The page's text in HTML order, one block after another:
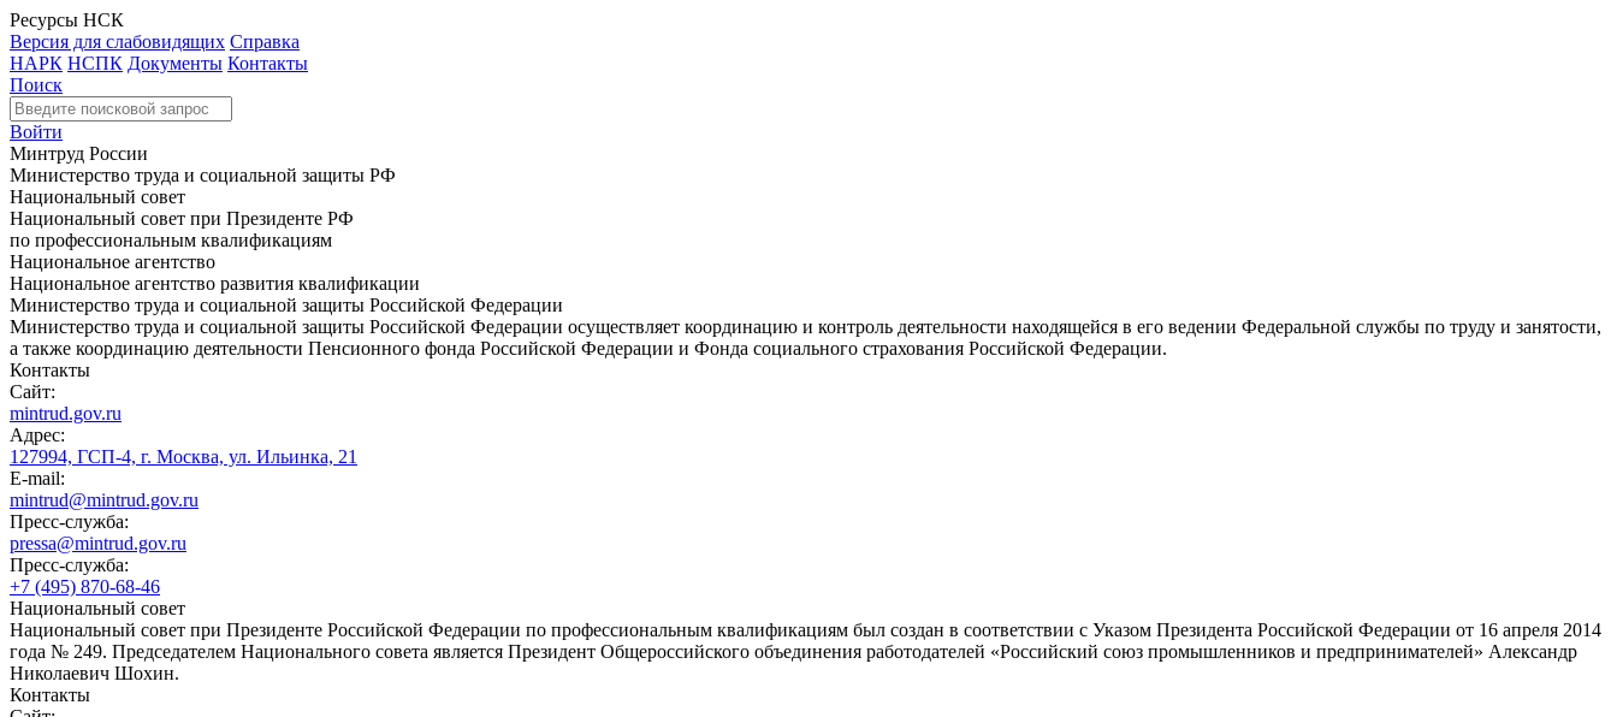
Ресурсы НСК
Версия для слабовидящих Справка
НАРК НСПК Документы Контакты
Поиск
Войти
Минтруд России
Министерство труда и социальной защиты РФ
Национальный совет
Национальный совет при Президенте РФ
по профессиональным квалификациям
Национальное агентство
Национальное агентство развития квалификации
Министерство труда и социальной защиты Российской Федерации
Министерство труда и социальной защиты Российской Федерации осуществляет координацию и контроль деятельности находящейся в его ведении Федеральной службы по труду и занятости,
а также координацию деятельности Пенсионного фонда Российской Федерации и Фонда социального страхования Российской Федерации.
Контакты
Сайт:
mintrud.gov.ru
Адрес:
127994, ГСП-4, г. Москва, ул. Ильинка, 21
E-mail:
mintrud@mintrud.gov.ru
Пресс-служба:
pressa@mintrud.gov.ru
Пресс-служба:
+7 (495) 870-68-46
Национальный совет
Национальный совет при Президенте Российской Федерации по профессиональным квалификациям был создан в соответствии с Указом Президента Российской Федерации от 16 апреля 2014
года № 249. Председателем Национального совета является Президент Общероссийского объединения работодателей «Российский союз промышленников и предпринимателей» Александр
Николаевич Шохин.
Контакты